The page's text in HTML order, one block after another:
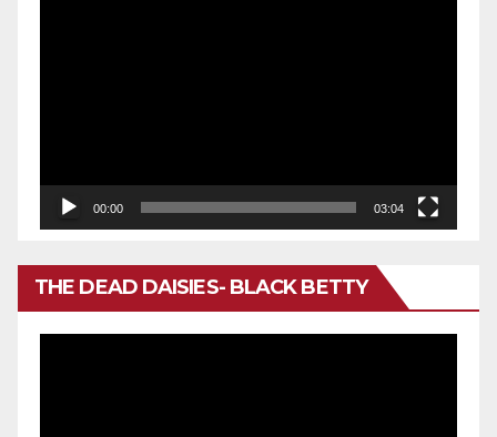
00:00 03:04
THE DEAD DAISIES- BLACK BETTY